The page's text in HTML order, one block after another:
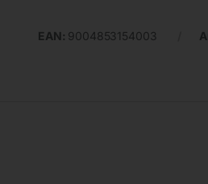
EAN: 9004853154003